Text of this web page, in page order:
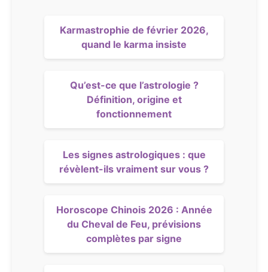
Karmastrophie de février 2026,
quand le karma insiste
Qu’est-ce que l’astrologie ?
Définition, origine et
fonctionnement
Les signes astrologiques : que
révèlent-ils vraiment sur vous ?
Horoscope Chinois 2026 : Année
du Cheval de Feu, prévisions
complètes par signe